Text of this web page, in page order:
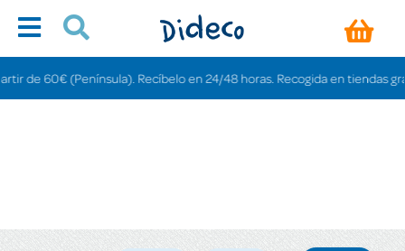
Recíbelo en 24/48 horas. Recogida en tiendas gratis en 3-6